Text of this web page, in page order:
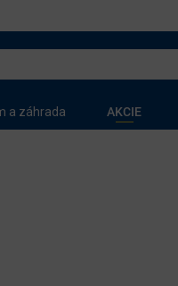
a záhrada AKCIE